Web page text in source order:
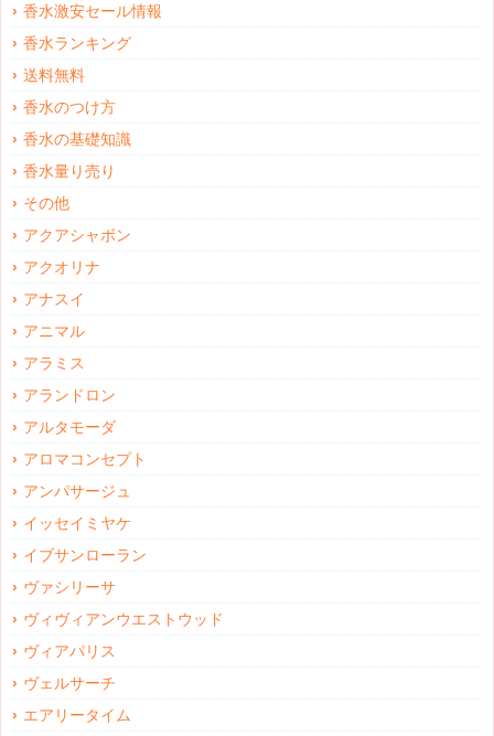
香水激安セール情報
香水ランキング
送料無料
香水のつけ方
香水の基礎知識
香水量り売り
その他
アクアシャボン
アクオリナ
アナスイ
アニマル
アラミス
アランドロン
アルタモーダ
アロマコンセプト
アンパサージュ
イッセイミヤケ
イブサンローラン
ヴァシリーサ
ヴィヴィアンウエストウッド
ヴィアパリス
ヴェルサーチ
エアリータイム